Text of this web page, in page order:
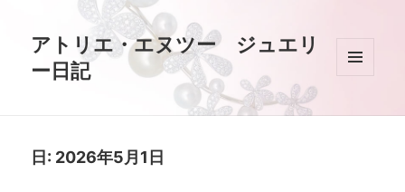
アトリエ・エヌツー ジュエリ
ー日記
ィジェ
日: 2026年5月1日